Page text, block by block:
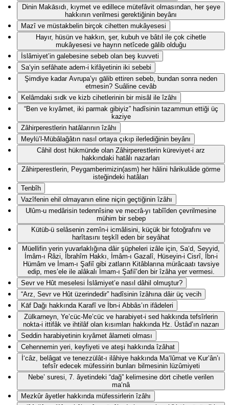
Dinin Makāsıdı, kıymet ve edillece mütefâvit olmasından, her şeye
hakkının verilmesi gerektiğinin beyânı
Mazî ve müstakbelin birçok cihetten mukâyesesi
Hayır, hüsün ve hakkın, şer, kubuh ve bâtıl ile çok cihetle
mukâyesesi ve hayrın netîcede gālib olduğu
İslâmiyet’in galebesine sebeb olan beş kuvveti
Sa‘yin sefâhate adem-i kifâyetinin iki sebebi
Şimdiye kadar Avrupa’yı gālib ettiren sebeb, bundan sonra neden
etmesin? Suâline cevâb
Kelâmdaki sıdk ve kizb cihetlerinin bir misâl ile îzâhı
“Ben ve kıyâmet, iki parmak gibiyiz” hadîsinin tazammun ettiği üç
kaziye
Zâhirperestlerin hatâlarının îzâhı
Meylü’l-Mübâlağâtın nasıl ortaya çıkıp ilerlediğinin beyânı
Câhil dost hükmünde olan Zâhirperestlerin küreviyet-i arz
hakkındaki hatâlı nazarları
Zâhirperestlerin, Peygamberimizin(asm) her hâlini hârikulâde görme
isteğindeki hatâları
Tenbîh
Vazîfenin ehil olmayanın eline niçin geçtiğinin îzâhı
Ulûm-u medârisin tedennîsine ve mecrâ-yı tabîîden çevrilmesine
mühim bir sebep
Kütüb-ü selâsenin zemîn-i icmâlisini, küçük bir fotoğrafını ve
harîtasını teşkîl eden bir seyâhat
Müellifin yerin yuvarlaklığına dâir şüpheleri izâle için, Sa‘d, Seyyid,
İmâm-ı Râzi, İbrahîm Hakkı, İmâm-ı Gazalî, Hüseyin-i Cisrî, İbn-i
Hümâm ve İmam-ı Şafiî gibi zatların Kitâblarına mürâcaatı tavsiye
edip, mes’ele ile alâkalı İmam-ı Şafiî’den bir îzâha yer vermesi.
Sevr ve Hût meselesi İslâmiyet’e nasıl dâhil olmuştur?
“Arz, Sevr ve Hût üzerindedir” hadîsinin îzâhına dâir üç vecih
Kāf Dağı hakkında Karafî ve İbn-i Abbâs’ın ifâdeleri
Zülkarneyn, Ye’cüc-Me’cüc ve harabiyet-i sed hakkında tefsîrlerin
nokta-i ittifâk ve ihtilâf olan kısımları hakkında Hz. Üstâd’ın nazarı
Seddin harabiyetinin kıyâmet âlameti olması
Cehennemin yeri, keyfiyeti ve ateşi hakkında îzâhat
İ‘câz, belâgat ve tenezzülât-ı ilâhiye hakkında Ma‘lûmat ve Kur’ân’ı
tefsîr edecek müfessirin bunları bilmesinin lüzûmiyeti
Nebe’ suresi, 7. âyetindeki “dağ” kelimesine dört cihetle verilen
ma‘nâ
Mezkûr âyetler hakkında müfessirlerin îzâhı